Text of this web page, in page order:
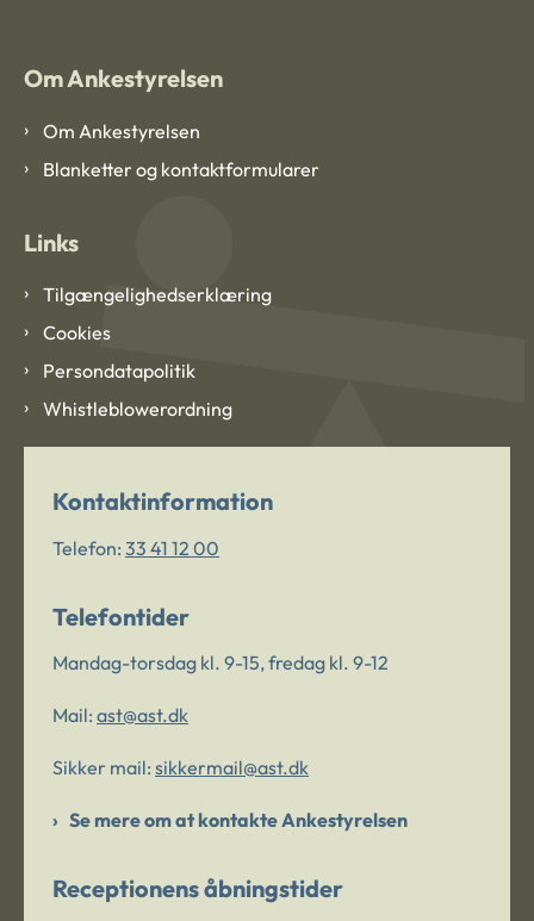
Om Ankestyrelsen
Om Ankestyrelsen
Blanketter og kontaktformularer
Links
Tilgængelighedserklæring
Cookies
Persondatapolitik
Whistleblowerordning
Kontaktinformation
Telefon: 33 41 12 00
Telefontider
Mandag-torsdag kl. 9-15, fredag kl. 9-12
Mail: ast@ast.dk
Sikker mail: sikkermail@ast.dk
Se mere om at kontakte Ankestyrelsen
Receptionens åbningstider